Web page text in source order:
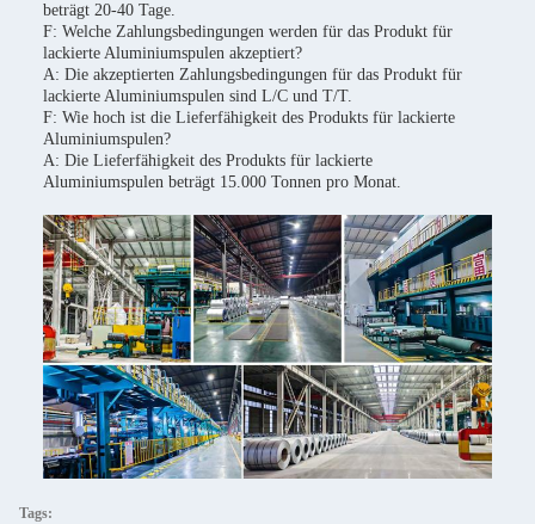
beträgt 20-40 Tage.
F: Welche Zahlungsbedingungen werden für das Produkt für
lackierte Aluminiumspulen akzeptiert?
A: Die akzeptierten Zahlungsbedingungen für das Produkt für
lackierte Aluminiumspulen sind L/C und T/T.
F: Wie hoch ist die Lieferfähigkeit des Produkts für lackierte
Aluminiumspulen?
A: Die Lieferfähigkeit des Produkts für lackierte
Aluminiumspulen beträgt 15.000 Tonnen pro Monat.
Tags: